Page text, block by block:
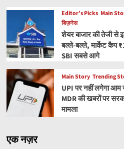
Editor’s Picks Main
बिज़नेस
शेयर बाजार की तेजी से
बल्ले-बल्ले, मार्केट कैप
SBI सबसे आगे
Main Story Trending
UPI पर नहीं लगेगा आम
MDR की खबरों पर
मामला
एक नज़र